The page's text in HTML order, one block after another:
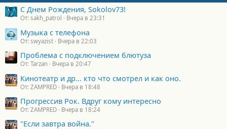
С Днем Рождения, Sokolov73!
От: sakh_patrol Вчера в 23:31
Музыка с телефона
От: swyazist Вчера в 22:03
Проблема с подключением блютуза
От: Tarzan Вчера в 20:47
Кинотеатр и др... кто что смотрел и как оно.
От: ZAMPRED Вчера в 18:48
Прогрессив Рок. Вдруг кому интересно
От: ZAMPRED Вчера в 18:24
"Если завтра война."